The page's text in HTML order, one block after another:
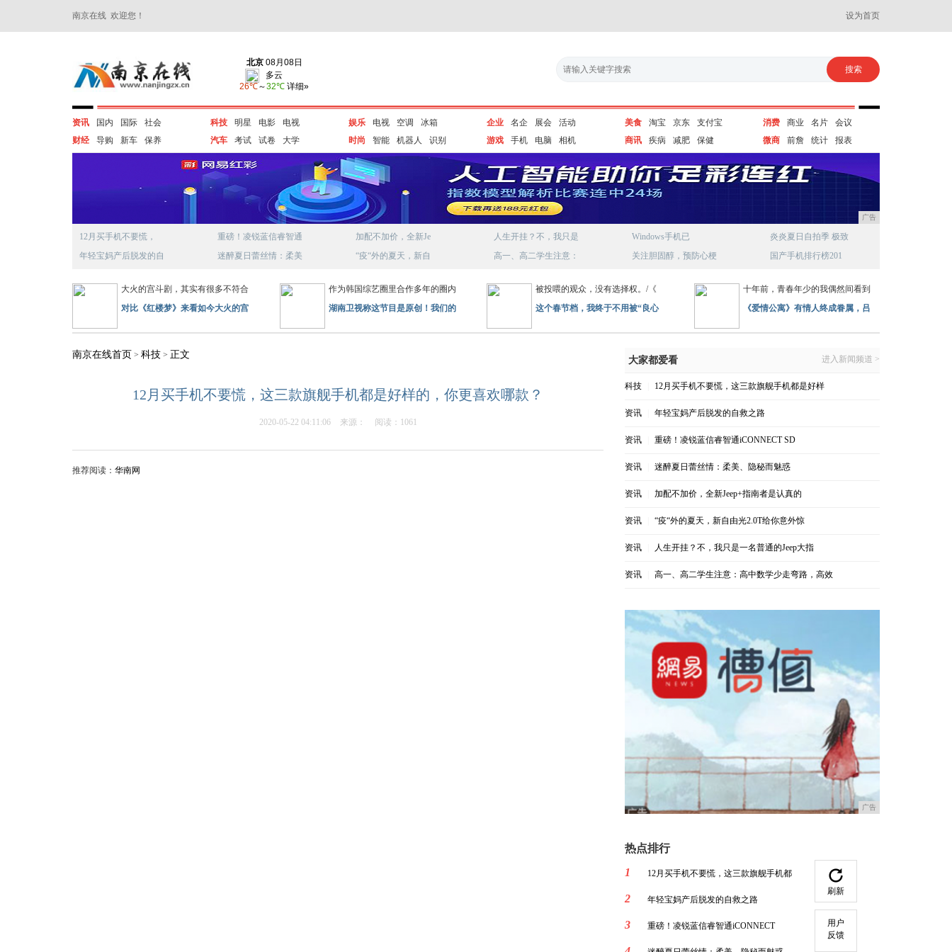
南京在线 欢迎您！ 设为首页
资讯 国内 国际
社会
财经
导购 新车 保养
科技 明星 电影
电视
汽车
考试 试卷 大学
娱乐 电视 空调
冰箱
时尚
智能 机器人 识别
企业 名企 展会
活动
游戏
手机 电脑 相机
美食 淘宝 京东
支付宝
商讯
疾病 减肥 保健
消费 商业 名片
会议
微商
前詹 统计 报表
广告
12月买手机不要慌，
年轻宝妈产后脱发的自
重磅！凌锐蓝信睿智通
迷醉夏日蕾丝情：柔美
加配不加价，全新Je
“疫“外的夏天，新自
人生开挂？不，我只是
高一、高二学生注意：
Windows手机已
关注胆固醇，预防心梗
炎炎夏日自拍季 极致
国产手机排行榜201
大火的宫斗剧，其实有很多不符合
对比《红楼梦》来看如今大火的宫
作为韩国综艺圈里合作多年的圈内
湖南卫视称这节目是原创！我们的
被投喂的观众，没有选择权。/《
这个春节档，我终于不用被“良心
十年前，青春年少的我偶然间看到
《爱情公寓》有情人终成眷属，吕
南京在线首页 > 科技 > 正文
12月买手机不要慌，这三款旗舰手机都是好样的，你更喜欢哪款？
2020-05-22 04:11:06 来源： 阅读：1061
推荐阅读： 华南网
大家都爱看 进入新闻频道 >
科技 12月买手机不要慌，这三款旗舰手机都是好样
资讯 年轻宝妈产后脱发的自救之路
资讯 重磅！凌锐蓝信睿智通iCONNECT SD
资讯 迷醉夏日蕾丝情：柔美、隐秘而魅惑
资讯 加配不加价，全新Jeep+指南者是认真的
资讯 “疫“外的夏天，新自由光2.0T给你意外惊
资讯 人生开挂？不，我只是一名普通的Jeep大指
资讯 高一、高二学生注意：高中数学少走弯路，高效
广告
热点排行
1
12月买手机不要慌，这三款旗舰手机都
2 年轻宝妈产后脱发的自救之路
3 重磅！凌锐蓝信睿智通iCONNECT
刷新
用户
反馈